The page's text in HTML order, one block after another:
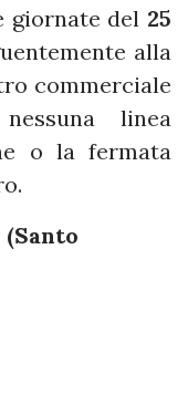
giornate del 25
alla
commerciale
linea
o la fermata